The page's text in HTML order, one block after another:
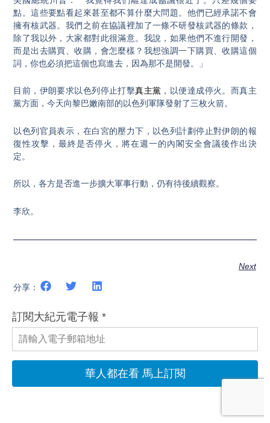
點。這些要點看起來甚至都不算什麼大問題。他們已經承諾不會
擁有核武器。我們之前在協議裡加了一條不研發核武器的條款，
除了我以外，大家都對此很滿意。我說，如果他們不進行開發，
而是出去購買、收購，會怎麼樣？我想強調一下購買、收購這個
詞，你也必須把這個也寫進去，因為那不是開發。」
目前，伊朗要求以色列停止打擊真主黨 ，以便達成停火。而真主
黨方面，今天向黎巴嫩南部的以色列軍隊發射了三枚火箭。
以色列官員表示，在白宮的壓力下，以色列計劃停止對伊朗的報
復性攻擊，最終是否停火，將在週一的內閣安全會議後作出決
定。
所以，各方是否進一步擴大軍事行動，仍有待後續觀察。
李欣。
Next
分享：